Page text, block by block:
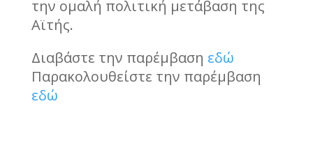
την ομαλή πολιτική μετάβαση της
Αϊτής.
Διαβάστε την παρέμβαση εδώ
Παρακολουθείστε την παρέμβαση
εδώ